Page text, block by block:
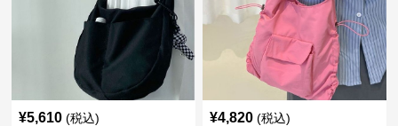
¥5,610 (税込) ¥4,820 (税込)